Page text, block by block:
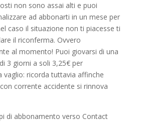
non sono assai alti e puoi
ad abbonarti in un mese per
caso il situazione non ti piacesse ti
il riconferma. Ovvero
al momento! Puoi giovarsi di una
3 giorni a soli 3,25€ per
vaglio: ricorda tuttavia affinche
corrente accidente si rinnova
di abbonamento verso Contact